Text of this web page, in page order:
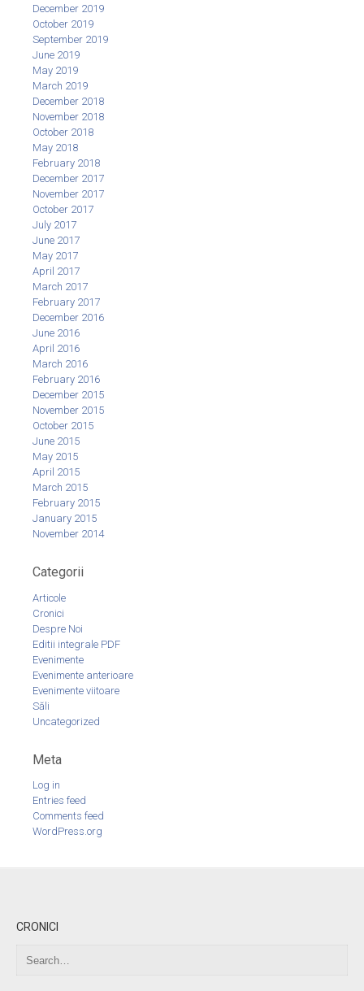
December 2019
October 2019
September 2019
June 2019
May 2019
March 2019
December 2018
November 2018
October 2018
May 2018
February 2018
December 2017
November 2017
October 2017
July 2017
June 2017
May 2017
April 2017
March 2017
February 2017
December 2016
June 2016
April 2016
March 2016
February 2016
December 2015
November 2015
October 2015
June 2015
May 2015
April 2015
March 2015
February 2015
January 2015
November 2014
Categorii
Articole
Cronici
Despre Noi
Editii integrale PDF
Evenimente
Evenimente anterioare
Evenimente viitoare
Săli
Uncategorized
Meta
Log in
Entries feed
Comments feed
WordPress.org
CRONICI